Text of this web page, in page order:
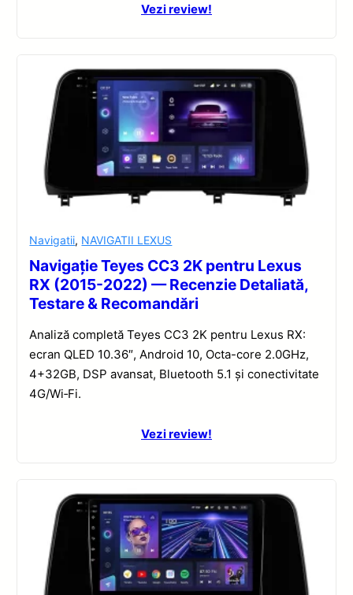
Vezi review!
Navigatii, NAVIGATII LEXUS
Navigație Teyes CC3 2K pentru Lexus
RX (2015-2022) — Recenzie Detaliată,
Testare & Recomandări
Analiză completă Teyes CC3 2K pentru Lexus RX:
ecran QLED 10.36″, Android 10, Octa-core 2.0GHz,
4+32GB, DSP avansat, Bluetooth 5.1 și conectivitate
4G/Wi‑Fi.
Vezi review!